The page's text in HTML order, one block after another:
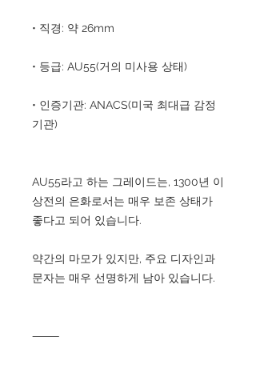
• 직경: 약 26mm
• 등급: AU55(거의 미사용 상태)
• 인증기관: ANACS(미국 최대급 감정
기관)
AU55라고 하는 그레이드는, 1300년 이
상전의 은화로서는 매우 보존 상태가
좋다고 되어 있습니다.
약간의 마모가 있지만, 주요 디자인과
문자는 매우 선명하게 남아 있습니다.
⸻